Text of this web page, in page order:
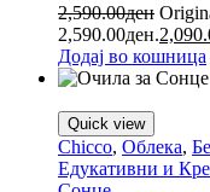
2,590.00ден
2,590.00ден.
Додај во кошница
Quick view
Chicco, Облека,
Едукативни и